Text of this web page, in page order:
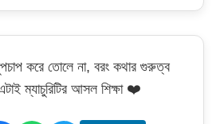
করে তোলে না, বরং কথার গুরুত্ব
ম্যাচুরিটির আসল শিক্ষা ❤️